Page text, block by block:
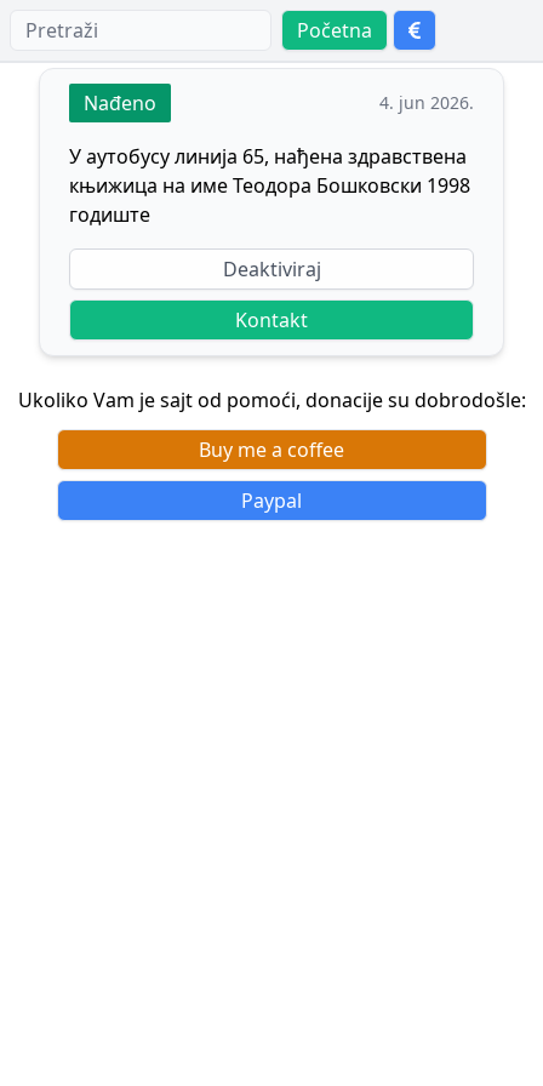
Početna
Nađeno 4. jun 2026.
У аутобусу линија 65, нађена здравствена
књижица на име Теодора Бошковски 1998
годиште
Deaktiviraj
Kontakt
Ukoliko Vam je sajt od pomoći, donacije su dobrodošle:
Buy me a coffee
Paypal